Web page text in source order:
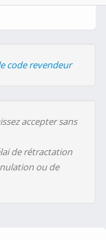
code revendeur
accepter sans
de rétractation
ou de